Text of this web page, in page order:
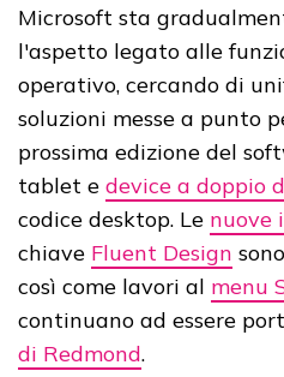
Microsoft sta
l'aspetto legato alle
operativo, cercando di
soluzioni messe a punto
prossima edizione del
tablet e device a doppio
codice desktop. Le nuove
chiave Fluent Design
così come lavori al menu
continuano ad essere
di Redmond.